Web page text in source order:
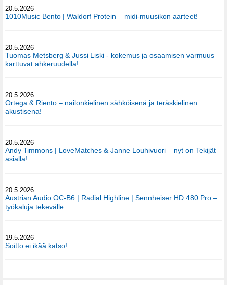
20.5.2026
1010Music Bento | Waldorf Protein – midi-muusikon aarteet!
20.5.2026
Tuomas Metsberg & Jussi Liski - kokemus ja osaamisen varmuus
karttuvat ahkeruudella!
20.5.2026
Ortega & Riento – nailonkielinen sähköisenä ja teräskielinen
akustisena!
20.5.2026
Andy Timmons | LoveMatches & Janne Louhivuori – nyt on Tekijät
asialla!
20.5.2026
Austrian Audio OC-B6 | Radial Highline | Sennheiser HD 480 Pro –
työkaluja tekevälle
19.5.2026
Soitto ei ikää katso!